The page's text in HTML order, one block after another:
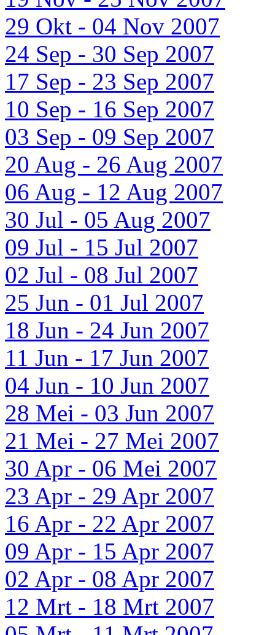
29 Okt - 04 Nov 2007
24 Sep - 30 Sep 2007
17 Sep - 23 Sep 2007
10 Sep - 16 Sep 2007
03 Sep - 09 Sep 2007
20 Aug - 26 Aug 2007
06 Aug - 12 Aug 2007
30 Jul - 05 Aug 2007
09 Jul - 15 Jul 2007
02 Jul - 08 Jul 2007
25 Jun - 01 Jul 2007
18 Jun - 24 Jun 2007
11 Jun - 17 Jun 2007
04 Jun - 10 Jun 2007
28 Mei - 03 Jun 2007
21 Mei - 27 Mei 2007
30 Apr - 06 Mei 2007
23 Apr - 29 Apr 2007
16 Apr - 22 Apr 2007
09 Apr - 15 Apr 2007
02 Apr - 08 Apr 2007
12 Mrt - 18 Mrt 2007